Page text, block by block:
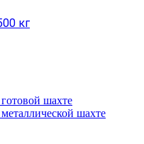
кг
шахте
шахте